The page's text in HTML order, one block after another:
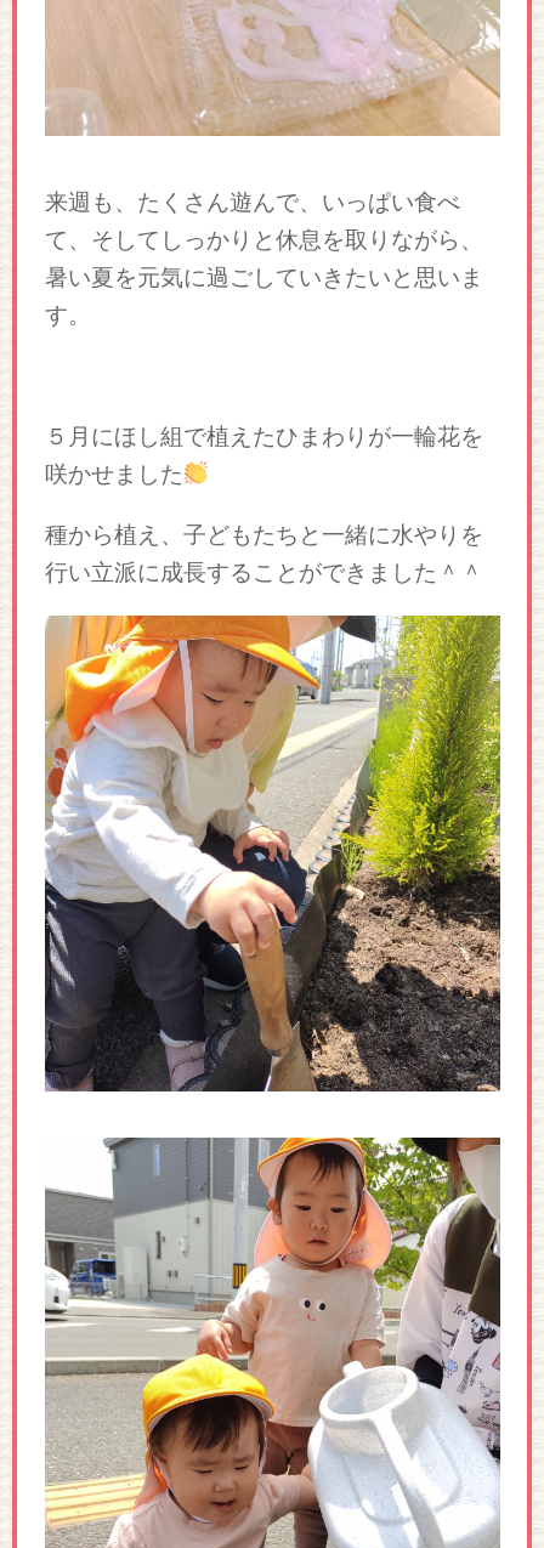
来週も、たくさん遊んで、いっぱい食べ
て、そしてしっかりと休息を取りながら、
暑い夏を元気に過ごしていきたいと思いま
す。
５月にほし組で植えたひまわりが一輪花を
咲かせました
種から植え、子どもたちと一緒に水やりを
行い立派に成長することができました＾＾